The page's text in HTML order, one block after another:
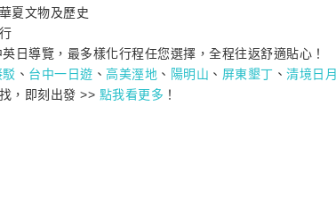
夏文物及歷史
日導覽，最多樣化行程任您選擇，全程往返舒適貼心！
駁 、 台中一日遊 、 高美溼地 、 陽明山 、 屏東墾丁 、 清境日月
，即刻出發 >> 點我看更多 ！